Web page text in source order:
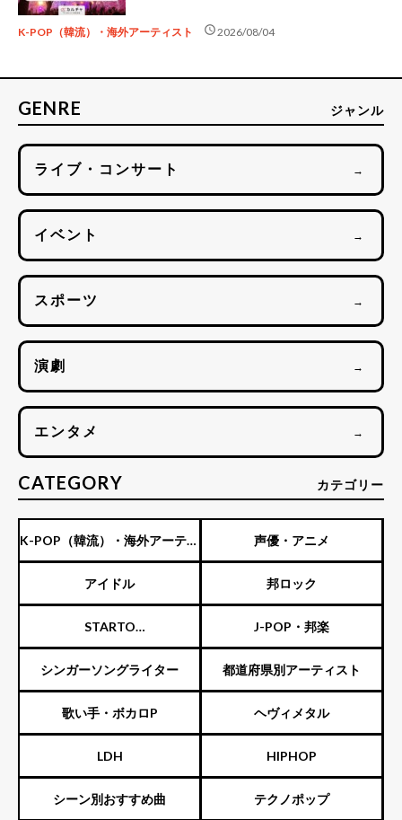
K-POP（韓流）・海外アーティスト schedule2026/08/04
GENRE ジャンル
ライブ・コンサート →
イベント →
スポーツ →
演劇 →
エンタメ →
CATEGORY カテゴリー
K-POP（韓流）・海外アーティ
スト
声優・アニメ
アイドル 邦ロック
STARTO
ENTERTAINMENT（旧ジャニ
ーズ）
J-POP・邦楽
シンガーソングライター 都道府県別アーティスト
歌い手・ボカロP ヘヴィメタル
LDH HIPHOP
シーン別おすすめ曲 テクノポップ